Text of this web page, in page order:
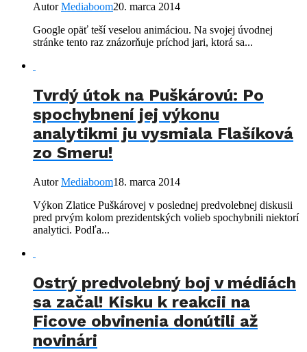
AutorMediaboom20. marca 2014
Google opäť teší veselou animáciou. Na svojej úvodnej
stránke tento raz znázorňuje príchod jari, ktorá sa...
Tvrdý útok na Puškárovú: Po
spochybnení jej výkonu
analytikmi ju vysmiala Flašíková
zo Smeru!
AutorMediaboom18. marca 2014
Výkon Zlatice Puškárovej v poslednej predvolebnej diskusii
pred prvým kolom prezidentských volieb spochybnili niektorí
analytici. Podľa...
Ostrý predvolebný boj v médiách
sa začal! Kisku k reakcii na
Ficove obvinenia donútili až
novinári